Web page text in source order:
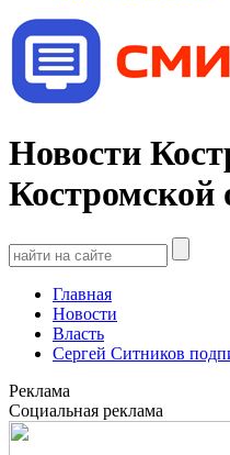
Новости
Костромской
Главная
Новости
Власть
Сергей Ситников
Реклама
Социальная реклама